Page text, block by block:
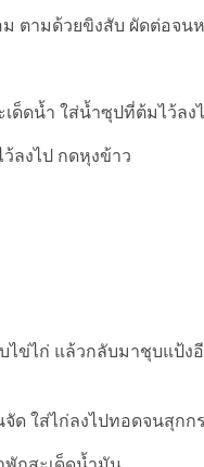
ตามด้วยขิงสับ ผัดต่อจน
ด็ดน้ำ ใส่น้ำซุปที่ต้มไว้ล
ลงไป กดหุงข้าว
ไข่ไก่ แล้วกลับมาชุบแป้ง
ด ใส่ไก่ลงไปทอดจนสุกก